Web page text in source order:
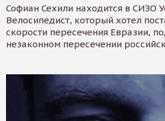
Софиан Сехили находится в СИЗО
Велосипедист, который хотел
скорости пересечения Евразии,
незаконном пересечении